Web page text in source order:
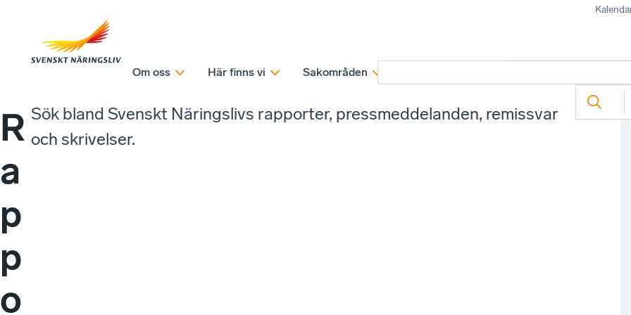
Om oss Här finns vi Sakområden
R
a
p
p
o
Sök bland Svenskt Näringslivs rapporter, pressmeddelanden, remissvar
och skrivelser.